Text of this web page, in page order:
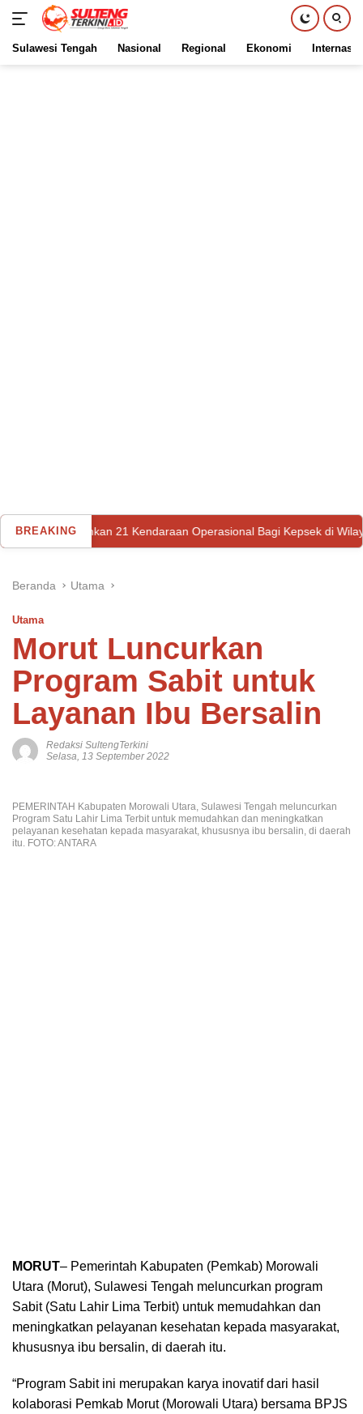
Sulawesi Tengah Nasional Regional Ekonomi
BREAKING
21 Kendaraan Operasional Bagi Kepsek di Wilayah Kulawi Raya
Beranda Utama
Utama
Morut Luncurkan
Program Sabit untuk
Layanan Ibu Bersalin
Redaksi SultengTerkini
Selasa, 13 September 2022
PEMERINTAH Kabupaten Morowali Utara, Sulawesi Tengah meluncurkan
Program Satu Lahir Lima Terbit untuk memudahkan dan meningkatkan
pelayanan kesehatan kepada masyarakat, khususnya ibu bersalin, di daerah
itu. FOTO: ANTARA
MORUT– Pemerintah Kabupaten (Pemkab) Morowali
Utara (Morut), Sulawesi Tengah meluncurkan program
Sabit (Satu Lahir Lima Terbit) untuk memudahkan dan
meningkatkan pelayanan kesehatan kepada masyarakat,
khususnya ibu bersalin, di daerah itu.
“Program Sabit ini merupakan karya inovatif dari hasil
kolaborasi Pemkab Morut (Morowali Utara) bersama BPJS